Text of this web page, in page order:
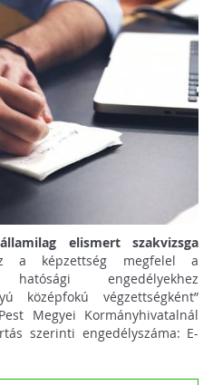
elismert szakvizsga
a képzettség megfelel a
engedélyekhez
középfokú végzettségként”
Megyei Kormányhivatalnál
szerinti engedélyszáma: E-